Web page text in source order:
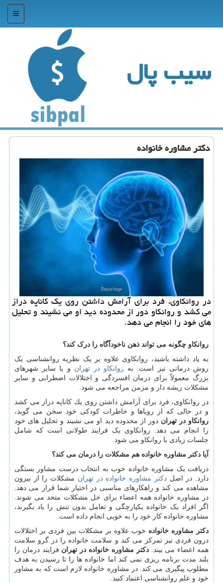
منو
سیب پال
دكتر مشاوره خانواده
در روانكاوی، فرد برای آرامش داشتن روی یك كاناپه دراز
می كشد و روانكاو دور از محدوده دید او می نشیند و تحلیل
های خود را انجام می دهد.
روانکاو چگونه می تواند ذهن ناخودآگاه را درک کند؟
به یاد داشته باشید، روانکاوی علاوه بر یک نظریه روانشناسی یک
روش درمانی نیز است. به روانکاو در تهران و یا سایر شهرهای
بزرگ معمولاً برای درمان افسردگی و اختلالات اضطرابی و سایر
مشکلات ریشه دار و مزمن مراجعه می شود.
در روانكاوی، فرد برای آرامش داشتن روی یك کاناپه دراز می كشد
و در حالی كه از رویاها و خاطرات كودكی خود سخن می گوید،
روانکاو در تهران دور از محدوده دید او می نشیند و تحلیل های خود
را انجام می دهد. روانکاوی یک فرایند طولانی است که شامل
جلسات زیادی با روانکاو می شود.
آیا دکتر مشاوره خانواده هم مشکلات را درمان می کند؟
دریافت یک مشاوره خانواده خوب به انتخاب درست مشاور بستگی
دارد. در اصلدکتر مشاوره خانواده در تهران مشکلات را از بیرون
مشاهده می کند و راهکارهای مناسبی در اختیار شما قرار می دهد.
در مشاوره خانواده همه اعضاء برای حل مشکلات متحد می شوند.
اگر افراد یک خانواده یکپارچگی و تعامل بدون تنش را یاد بگیرند،
مشاوره خانواده کار خود را به خوبی انجام داده است.
دکتر مشاوره خانواده خوب علاوه بر مشکلات بین فردی بر اختلالات
درون فردی نیز تمرکز می کند و سلامت خانواده را در گرو سلامت
همه اعضاء می بیند.دکتر مشاوره خانواده در تهران فرایند درمان را
بلند مدت برنامه ریزی نمی کند اما خانواده ها را تا رسیدن به هدف
مطلوب پیگیری می کند. در مشاوره خانواده لازم است که به مشاور
خود و علم روانشناسی اعتماد کنید.